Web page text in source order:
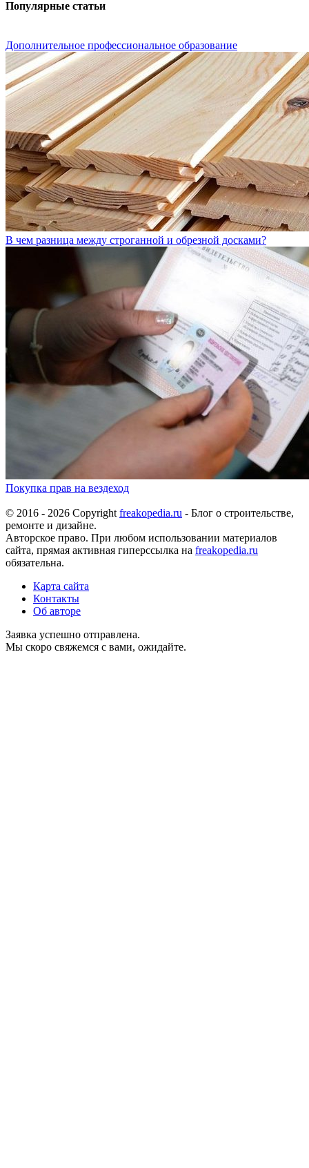
Популярные статьи
Дополнительное профессиональное образование
В чем разница между строганной и обрезной досками?
Покупка прав на вездеход
© 2016 - 2026 Copyrightfreakopedia.ru - Блог о строительстве,
ремонте и дизайне.
Авторское право. При любом использовании материалов
сайта, прямая активная гиперссылка на freakopedia.ru
обязательна.
Карта сайта
Контакты
Об авторе
Заявка успешно отправлена.
Мы скоро свяжемся с вами, ожидайте.